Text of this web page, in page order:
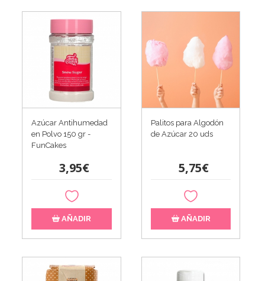
Azúcar Antihumedad
en Polvo 150 gr -
FunCakes
3,95€
AÑADIR
Palitos para Algodón
de Azúcar 20 uds
5,75€
AÑADIR